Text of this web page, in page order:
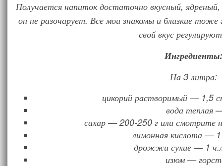
Получается напиток достаточно вкусный,
он не разочарует. Все мои знакомы и близкие
свой вкус
Ингредиенты:
На 3 литра:
цикорий растворимый — 1,5
вода теплая
сахар — 200-250 г или смотрите
лимонная кислота — 1
дрожжи сухие — 1 ч.л
изюм —